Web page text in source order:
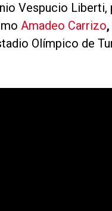
Vespucio Liberti,
Amadeo Carrizo,
Olímpico de